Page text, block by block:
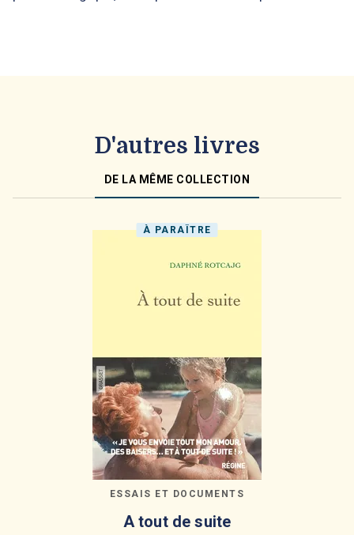
D'autres livres
DE LA MÊME COLLECTION
À PARAÎTRE
ESSAIS ET DOCUMENTS
A tout de suite